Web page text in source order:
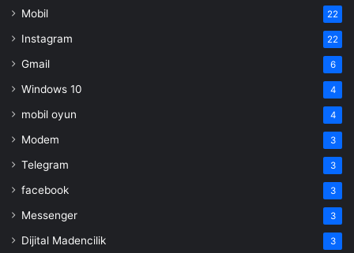
Mobil 22
Instagram 22
Gmail 6
Windows 10 4
mobil oyun 4
Modem 3
Telegram 3
facebook 3
Messenger 3
Dijital Madencilik 3